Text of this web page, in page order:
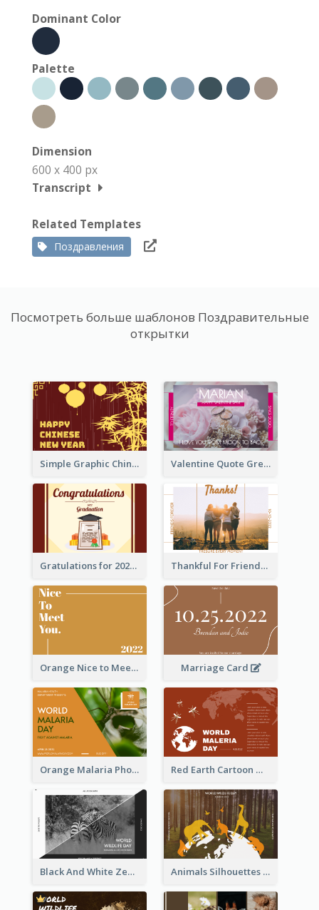
Dominant Color
Palette
Dimension
600 x 400 px
Transcript
Related Templates
Поздравления
Посмотреть больше шаблонов Поздравительные
открытки
Simple Graphic Chinese New Year In Red And Yellow Valentine Quote Greeting Card
Gratulations for 2020 Graduation Greeting Card Thankful For Friendship Greeting Card
Orange Nice to Meet You Greeting Card Marriage Card
Orange Malaria Photo World Malaria Day Greeting Card Red Earth Cartoon World Malaria Day Greeting Card
Black And White Zebra World Wildlife Day Greeting Card Animals Silhouettes World Wildlife Day Greeting Card